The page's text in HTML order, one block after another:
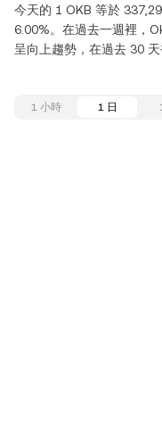
今天的 1 OKB 等於
6.00%。在過去一週裡，
呈向上趨勢，在過去 30 天
1 小時 1 日